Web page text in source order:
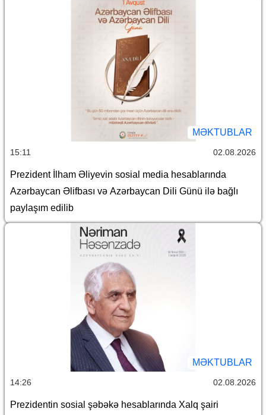
MƏKTUBLAR
15:11 02.08.2026
Prezident İlham Əliyevin sosial media hesablarında
Azərbaycan Əlifbası və Azərbaycan Dili Günü ilə bağlı
paylaşım edilib
MƏKTUBLAR
14:26 02.08.2026
Prezidentin sosial şəbəkə hesablarında Xalq şairi